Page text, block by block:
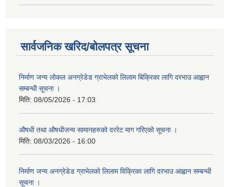
सार्वजनिक खरिद/बोलपत्र सूचना
निर्माण जन्य लोकल अनग्रेडेड ग्राभेलको लिलाम बिक्रिका लागि दरभाउ आह्वान
सम्बन्धी सूचना ।
मिति: 08/05/2026 - 17:03
औषधी तथा औषधीजन्य सामानहरुको दररेट माग गरिएको सूचना ।
मिति: 08/03/2026 - 16:00
निर्माण जन्य अनग्रेडेड ग्राभेलको लिलाम विक्रिका लागि दरभाउ आह्वान सम्बन्धी
सूचना ।